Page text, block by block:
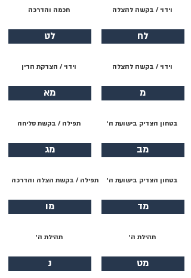
וידוי / בקשה להצלה
לח
וידוי / בקשה להצלה
מ
בטחון הצדיק בישועת ה׳
מב
בטחון הצדיק בישועת ה׳
מד
תהילת ה׳
מט
חכמה והדרכה
לט
וידוי / הצדקת הדין
מא
תפילה / בקשת סליחה
מג
תפילה / בקשת הצלה והדרכה
מו
תהילת ה׳
נ